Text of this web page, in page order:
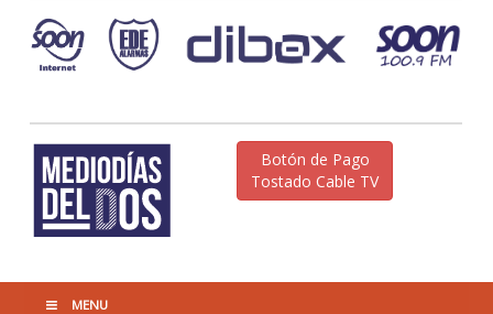
Botón de Pago
Tostado Cable TV
MENU